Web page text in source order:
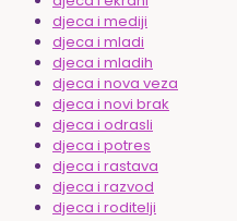
djeca i mediji
djeca i mladi
djeca i mladih
djeca i nova veza
djeca i novi brak
djeca i odrasli
djeca i potres
djeca i rastava
djeca i razvod
djeca i roditelji